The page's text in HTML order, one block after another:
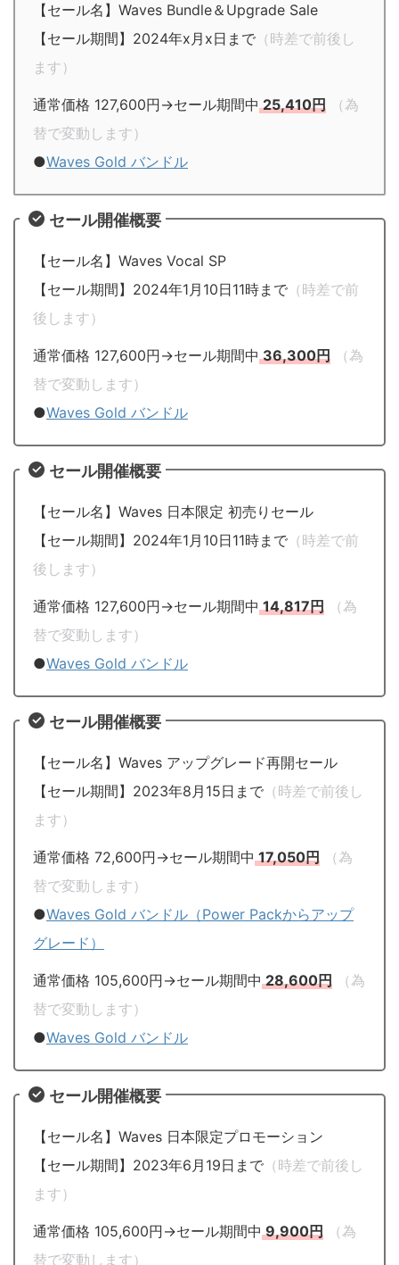
【セール名】Waves Bundle＆Upgrade Sale
【セール期間】2024年x月x日まで （時差で前後し
ます）
通常価格 127,600円→セール期間中25,410円
（為
替で変動します）
●Waves Gold バンドル
セール開催概要
【セール名】Waves Vocal SP
【セール期間】2024年1月10日11時まで （時差で前
後します）
通常価格 127,600円→セール期間中36,300円
（為
替で変動します）
●Waves Gold バンドル
セール開催概要
【セール名】Waves 日本限定 初売りセール
【セール期間】2024年1月10日11時まで （時差で前
後します）
通常価格 127,600円→セール期間中14,817円
（為
替で変動します）
●Waves Gold バンドル
セール開催概要
【セール名】Waves アップグレード再開セール
【セール期間】2023年8月15日まで （時差で前後し
ます）
通常価格 72,600円→セール期間中17,050円
（為
替で変動します）
●Waves Gold バンドル（Power Packからアップ
グレード）
通常価格 105,600円→セール期間中28,600円
（為
替で変動します）
●Waves Gold バンドル
セール開催概要
【セール名】Waves 日本限定プロモーション
【セール期間】2023年6月19日まで （時差で前後し
ます）
通常価格 105,600円→セール期間中9,900円
（為
替で変動します）